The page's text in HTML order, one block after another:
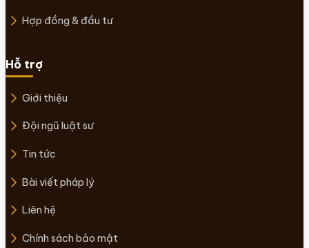
Hợp đồng & đầu tư
Hỗ trợ
Giới thiệu
Đội ngũ luật sư
Tin tức
Bài viết pháp lý
Liên hệ
Chính sách bảo mật